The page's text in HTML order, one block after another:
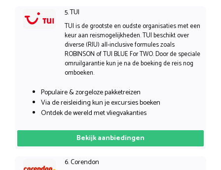
5. TUI
TUI is de grootste en oudste organisaties met een
keur aan reismogelijkheden. TUI beschikt over
diverse (RIU) all-inclusive formules zoals
ROBINSON of TUI BLUE For TWO. Door de speciale
omruilgarantie kun je na de boeking de reis nog
omboeken.
Populaire & zorgeloze pakketreizen
Via de reisleiding kun je excursies boeken
Ontdek de wereld met vliegvakanties
Bekijk aanbiedingen
6. Corendon